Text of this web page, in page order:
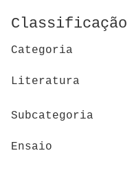
Classificação
Categoria
Literatura
Subcategoria
Ensaio